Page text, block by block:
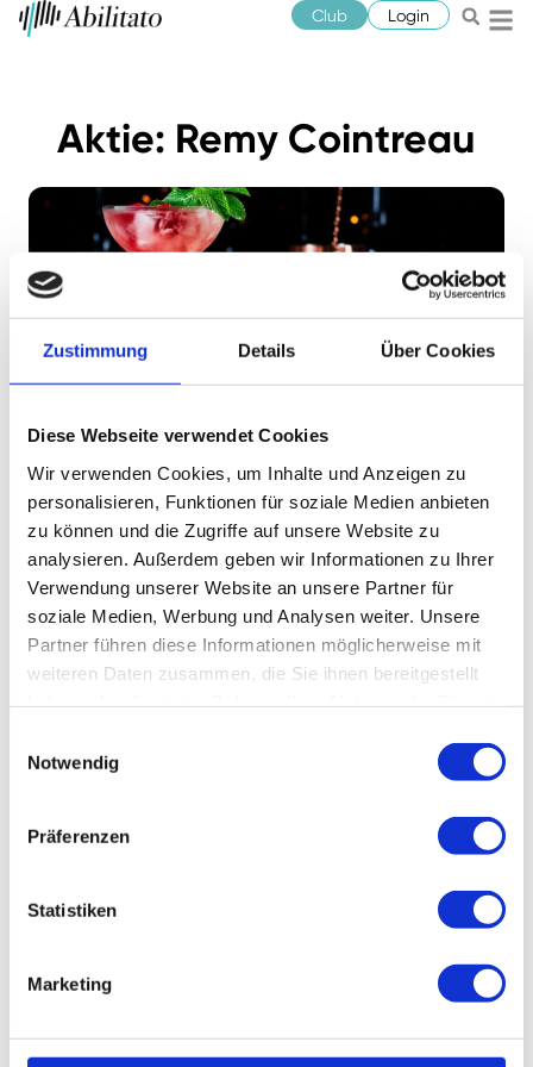
Zustimmung Details Über Cookies
Diese Webseite verwendet Cookies
Wir verwenden Cookies, um Inhalte und Anzeigen zu
personalisieren, Funktionen für soziale Medien anbieten
zu können und die Zugriffe auf unsere Website zu
analysieren. Außerdem geben wir Informationen zu Ihrer
Verwendung unserer Website an unsere Partner für
soziale Medien, Werbung und Analysen weiter. Unsere
Partner führen diese Informationen möglicherweise mit
weiteren Daten zusammen, die Sie ihnen bereitgestellt
Notwendig
Präferenzen
Statistiken
Marketing
Club Login
Aktie: Remy Cointreau
Jonathan NeuschelerSeptember 24, 2024
Spirituosenaktien im Vergleich: Wo
gibt es die meisten Prozente?
Mit den Kursen der Spirituosenaktien ging es steil
nach unten. Weil die Ertragskraft stabil geblieben
ist, haben sich die Bewertungen reduziert (niedrigste
KGVs der letzten zehn Jahre). Hier kommt der große
Vergleich von Diageo, Pernod Ricard, Brown-
Forman, Campari, Rémy Cointreau und Laurent-
Perrier.